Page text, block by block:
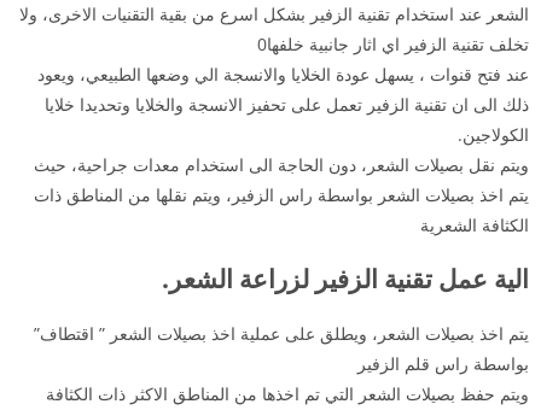
الشعر عند استخدام تقنية الزفير بشكل اسرع من بقية التقنيات الاخرى، ولا
تخلف تقنية الزفير اي اثار جانبية خلفها0
عند فتح قنوات ، يسهل عودة الخلايا والانسجة الي وضعها الطبيعي، ويعود
ذلك الى ان تقنية الزفير تعمل على تحفيز الانسجة والخلايا وتحديدا خلايا
الكولاجين.
ويتم نقل بصيلات الشعر، دون الحاجة الى استخدام معدات جراحية، حيث
يتم اخذ بصيلات الشعر بواسطة راس الزفير، ويتم نقلها من المناطق ذات
الكثافة الشعرية
الية عمل تقنية الزفير لزراعة الشعر.
يتم اخذ بصيلات الشعر، ويطلق على عملية اخذ بصيلات الشعر ” اقتطاف”
بواسطة راس قلم الزفير
ويتم حفظ بصيلات الشعر التي تم اخذها من المناطق الاكثر ذات الكثافة